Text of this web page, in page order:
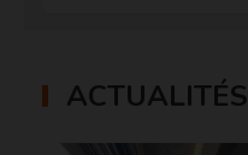
ACTUALITÉS